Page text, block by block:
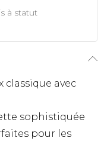
à statut
classique avec
sophistiquée
pour les